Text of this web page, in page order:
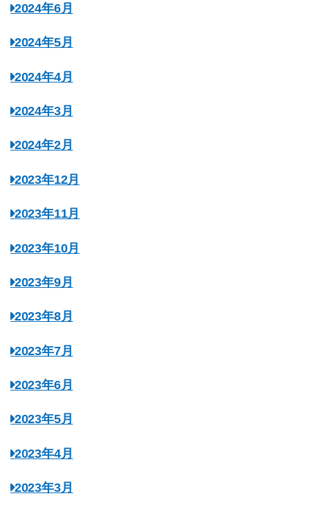
2024年6月
2024年5月
2024年4月
2024年3月
2024年2月
2023年12月
2023年11月
2023年10月
2023年9月
2023年8月
2023年7月
2023年6月
2023年5月
2023年4月
2023年3月